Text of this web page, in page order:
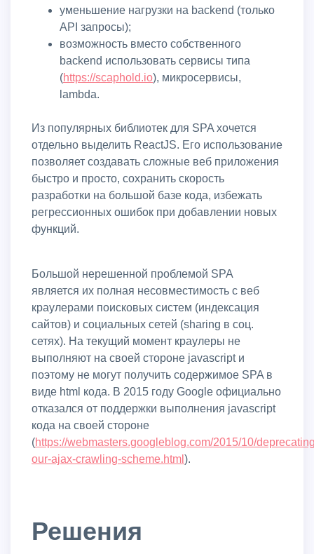
уменьшение нагрузки на backend (только
API запросы);
возможность вместо собственного
backend использовать сервисы типа
(https://scaphold.io), микросервисы,
lambda.
Из популярных библиотек для SPA хочется
отдельно выделить ReactJS. Его использование
позволяет создавать сложные веб приложения
быстро и просто, сохранить скорость
разработки на большой базе кода, избежать
регрессионных ошибок при добавлении новых
функций.
Большой нерешенной проблемой SPA
является их полная несовместимость с веб
краулерами поисковых систем (индексация
сайтов) и социальных сетей (sharing в соц.
сетях). На текущий момент краулеры не
выполняют на своей стороне javascript и
поэтому не могут получить содержимое SPA в
виде html кода. В 2015 году Google официально
отказался от поддержки выполнения javascript
кода на своей стороне
(https://webmasters.googleblog.com/2015/10/
our-ajax-crawling-scheme.html ).
Решения